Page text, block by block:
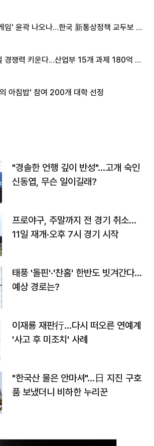
임' 윤곽 나오나…한국 新통상정책 교두보 활
경쟁력 키운다…산업부 15개 과제 180억 지
아침밥' 참여 200개 대학 선정
"경솔한 언행 깊이 반성"…고개 숙인
신동엽, 무슨 일이길래?
프로야구, 주말까지 전 경기 취소…
11일 재개·오후 7시 경기 시작
태풍 '돌핀'·'찬홈' 한반도 빗겨간다…
예상 경로는?
이재룡 재판行…다시 떠오른 연예계
'사고 후 미조치' 사례
"한국산 물은 안마셔"…日 지진 구호
품 보냈더니 비하한 누리꾼